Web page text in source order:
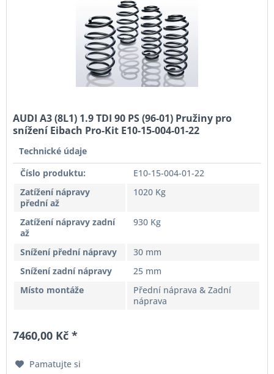
AUDI A3 (8L1) 1.9 TDI 90 PS (96-01) Pružiny pro
snížení Eibach Pro-Kit E10-15-004-01-22
Technické údaje
Číslo produktu:
E10-15-004-01-22
Zatížení nápravy
přední až
1020 Kg
Zatížení nápravy zadní
až
930 Kg
Snížení přední nápravy
30 mm
Snížení zadní nápravy
25 mm
Místo montáže
Přední náprava & Zadní
náprava
7460,00 Kč *
Pamatujte si